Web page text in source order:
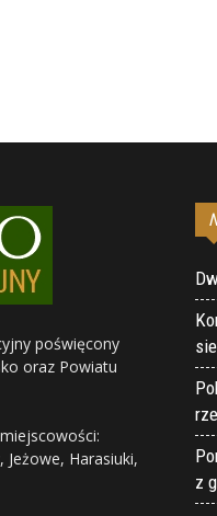
poświęcony
oraz Powiatu
Jeżowe, Harasiuki,
z